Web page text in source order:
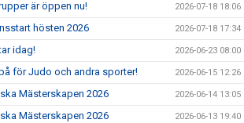
är öppen nu! 2026-07-18 18:06
hösten 2026 2026-07-18 17:34
idag! 2026-06-23 08:00
för Judo och andra sporter! 2026-06-15 12:26
Mästerskapen 2026 2026-06-14 13:05
Mästerskapen 2026 2026-06-13 19:40